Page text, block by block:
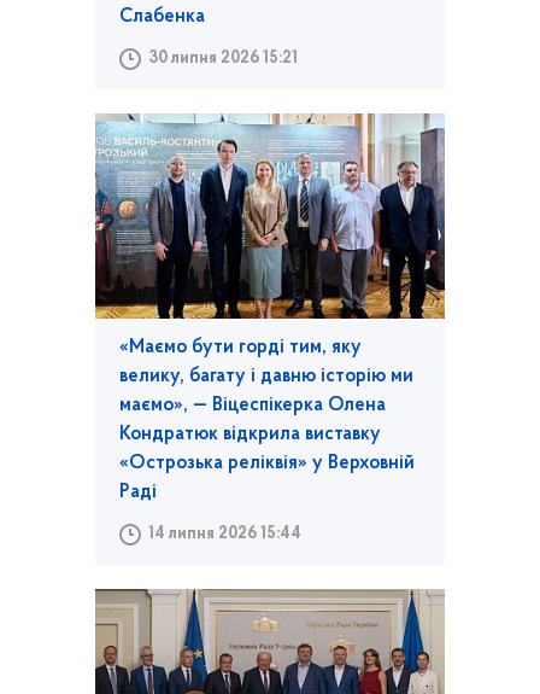
Слабенка
30 липня 2026 15:21
«Маємо бути горді тим, яку
велику, багату і давню історію ми
маємо», — Віцеспікерка Олена
Кондратюк відкрила виставку
«Острозька реліквія» у Верховній
Раді
14 липня 2026 15:44